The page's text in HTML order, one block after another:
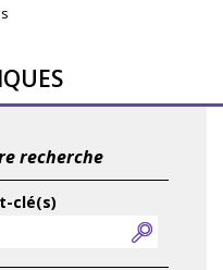
recherche
clé(s)